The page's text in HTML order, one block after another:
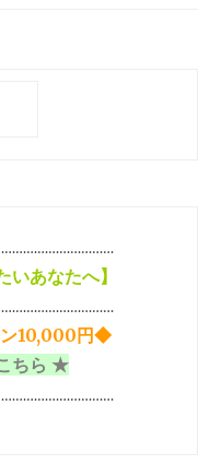
いあなたへ】
10,000円◆
ちら ★